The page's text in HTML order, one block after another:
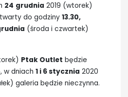
24 grudnia 2019 (wtorek)
do godziny 13.30,
(środa i czwartek)
Ptak Outlet będzie
, w dniach 1 i 6 stycznia 2020
galeria będzie nieczynna.